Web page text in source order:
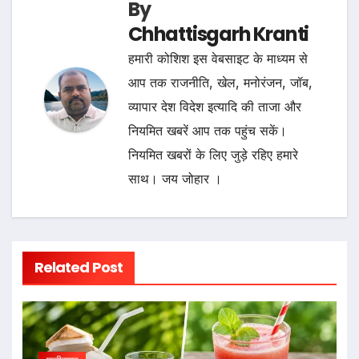
By
Chhattisgarh Kranti
हमारी कोशिश इस वेबसाइट के माध्यम से
आप तक राजनीति, खेल, मनोरंजन, जॉब,
व्यापार देश विदेश इत्यादि की ताजा और
नियमित खबरें आप तक पहुंच सकें।
नियमित खबरों के लिए जुड़े रहिए हमारे
साथ। जय जोहार ।
Related Post